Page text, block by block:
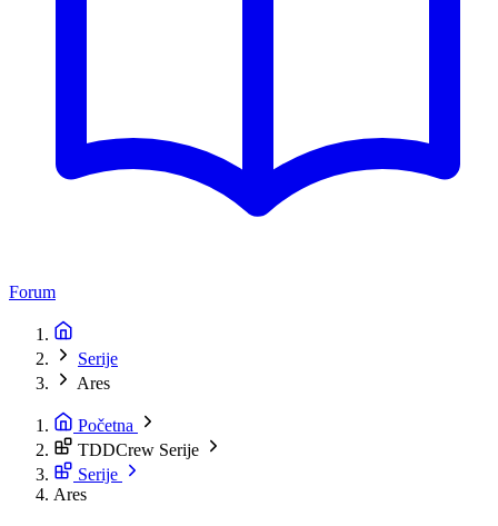
Forum
Serije
Ares
Početna
TDDCrew Serije
Serije
Ares